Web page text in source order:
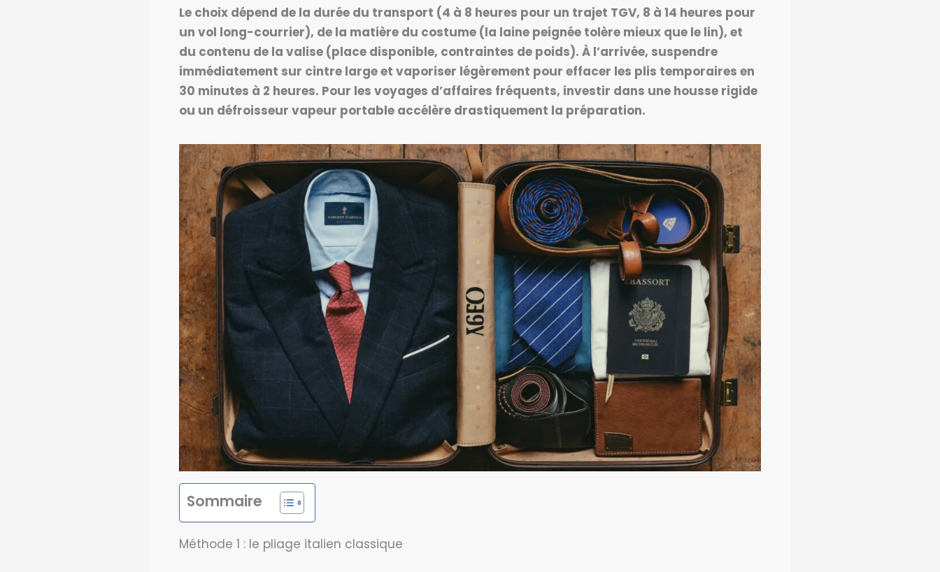
Le choix dépend de la durée du transport (4 à 8 heures pour un trajet TGV, 8 à 14 heures pour
un vol long-courrier), de la matière du costume (la laine peignée tolère mieux que le lin), et
du contenu de la valise (place disponible, contraintes de poids). À l’arrivée, suspendre
immédiatement sur cintre large et vaporiser légèrement pour effacer les plis temporaires en
30 minutes à 2 heures. Pour les voyages d’affaires fréquents, investir dans une housse rigide
ou un défroisseur vapeur portable accélère drastiquement la préparation.
Sommaire
Méthode 1 : le pliage italien classique